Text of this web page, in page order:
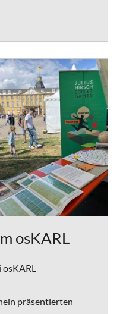
osKARL
osKARL
präsentierten